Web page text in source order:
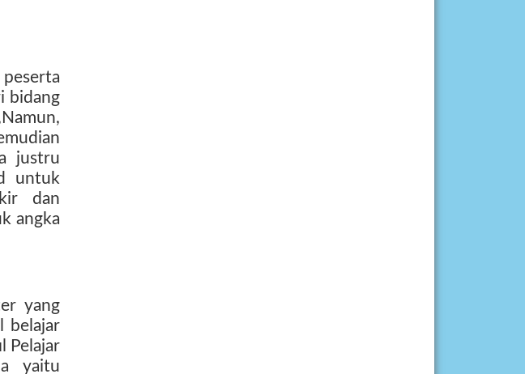
bidang
justru
untuk
dan
angka
yang
belajar
Pelajar
yaitu